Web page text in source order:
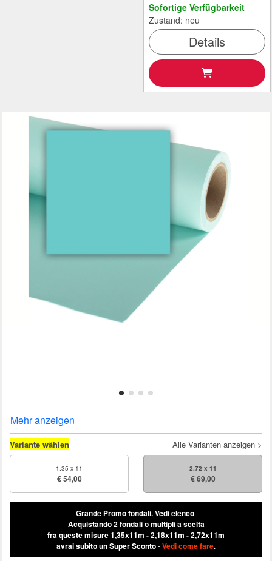
Sofortige Verfügbarkeit
Zustand: neu
Details
Mehr anzeigen
Variante wählen Alle Varianten anzeigen >
1.35 x 11
€ 54,00
2.72 x 11
€ 69,00
Grande Promo fondali.Vedi elenco
Acquistando 2 fondali o multipli a scelta
fra queste misure 1,35x11m - 2,18x11m - 2,72x11m
avrai subito un Super Sconto-Vedi come fare.